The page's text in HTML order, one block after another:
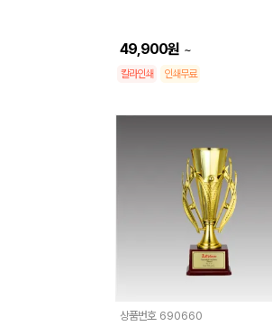
49,900원 ~
칼라인쇄 인쇄무료
상품번호 690660